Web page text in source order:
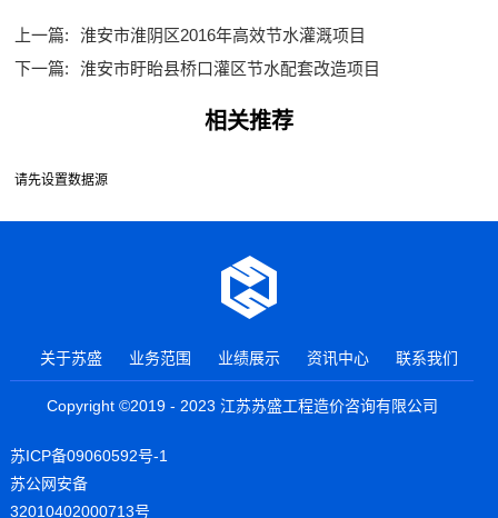
上一篇:
淮安市淮阴区2016年高效节水灌溉项目
下一篇:
淮安市盱眙县桥口灌区节水配套改造项目
相关推荐
请先设置数据源
关于苏盛 业务范围 业绩展示 资讯中心 联系我们
Copyright ©2019 - 2023 江苏苏盛工程造价咨询有限公司
苏ICP备09060592号-1
苏公网安备
32010402000713号